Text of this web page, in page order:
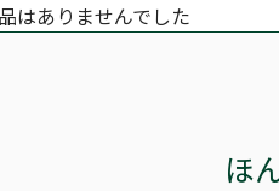
はありませんでした
ほ